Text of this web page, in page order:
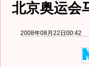
北京奥运会
2008年08月22日00:42